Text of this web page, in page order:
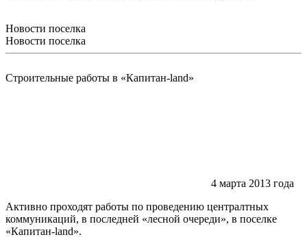
Новости поселка
Новости поселка
Строительные работы в «Капитан-land»
4 марта 2013 года
Активно проходят работы по проведению централтных
коммуникаций, в последней «лесной очереди», в поселке
«Капитан-land».